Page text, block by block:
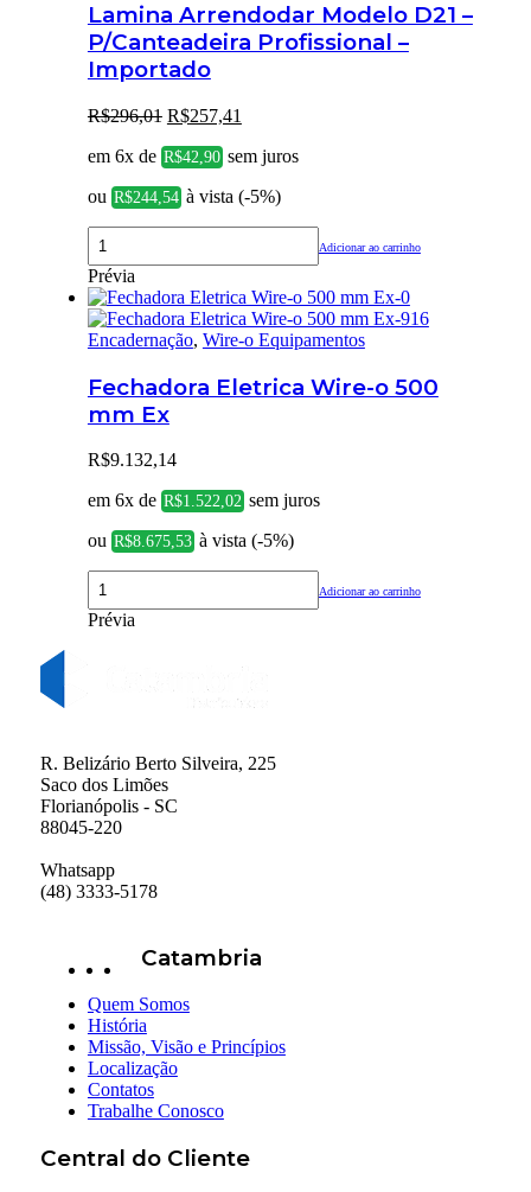
Lamina Arrendodar Modelo D21 –
P/Canteadeira Profissional –
Importado
R$296,01 O
original
R$296,01.
R$257,41
atual
R$257,41.
em 6x de R$42,90 sem juros
ou R$244,54 à vista (-5%)
Adicionar ao carrinho
Prévia
Encadernação, Wire-o Equipamentos
Fechadora Eletrica Wire-o 500
mm Ex
R$9.132,14
em 6x de R$1.522,02 sem juros
ou R$8.675,53 à vista (-5%)
Adicionar ao carrinho
Prévia
R. Belizário Berto Silveira, 225
Saco dos Limões
Florianópolis - SC
88045-220
Whatsapp
(48) 3333-5178
Catambria
Quem Somos
História
Missão, Visão e Princípios
Localização
Contatos
Trabalhe Conosco
Central do Cliente